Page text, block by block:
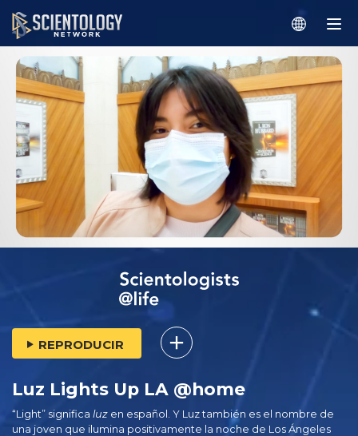
REPRODUCIR
Luz Lights Up LA @home
“Light” significa luz en español. Y Luz también es el nombre de
una joven que ilumina positivamente la noche de Los Ángeles